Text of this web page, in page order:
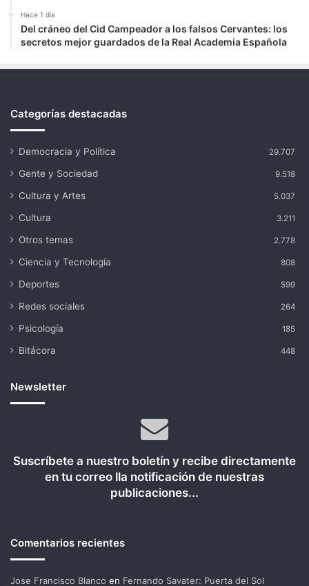
Hace 1 día
Del cráneo del Cid Campeador a los falsos Cervantes: los
secretos mejor guardados de la Real Academia Española
Categorías destacadas
Democracia y Política 29.707
Gente y Sociedad 9.518
Cultura y Artes 5.037
Cultura 3.211
Otros temas 2.778
Ciencia y Tecnología 808
Deportes 599
Redes sociales 264
Psicología 185
Bitácora 448
Newsletter
Suscríbete a nuestro boletín y recibe directamente
en tu correo lla notificación de nuestras
publicaciones...
Comentarios recientes
Jose Francisco Blanco en Fernando Savater: Puerta del Sol